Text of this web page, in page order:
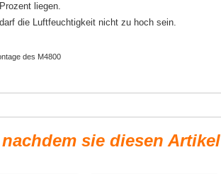
liegen.
die Luftfeuchtigkeit nicht zu hoch sein.
des M4800
sie diesen Artikel